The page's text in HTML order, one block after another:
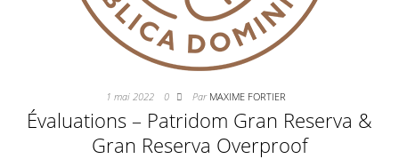
1 mai 2022 0 Par MAXIME FORTIER
Évaluations – Patridom Gran Reserva &
Gran Reserva Overproof